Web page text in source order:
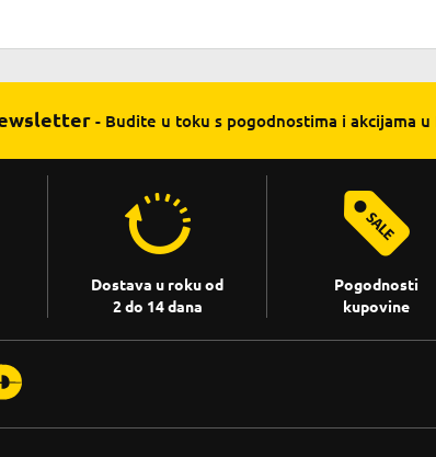
- Budite u toku s pogodnostima i akcijama u
Dostava u roku od
2 do 14 dana
Pogodnosti
kupovine